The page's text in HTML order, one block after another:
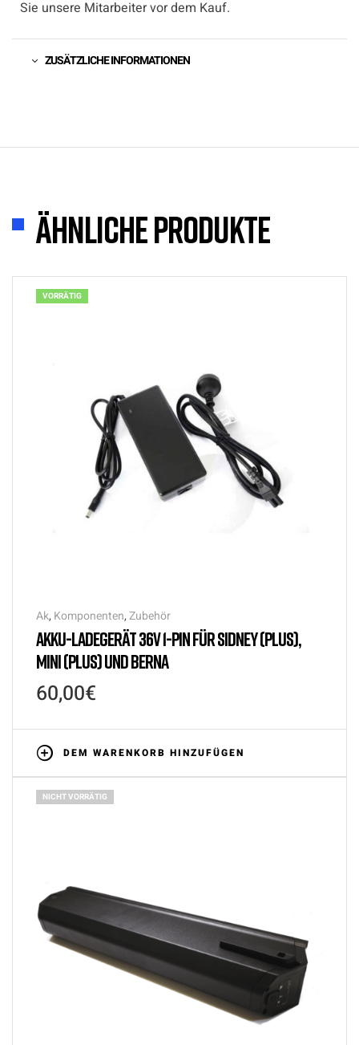
Sie unsere Mitarbeiter vor dem Kauf.
ZUSÄTZLICHE INFORMATIONEN
Ähnliche Produkte
VORRÄTIG
Ak, Komponenten,Zubehör
AKKU-LADEGERÄT 36V 1-PIN FÜR SIDNEY (PLUS),
MINI (PLUS) UND BERNA
60,00€
DEM WARENKORB HINZUFÜGEN
NICHT VORRÄTIG